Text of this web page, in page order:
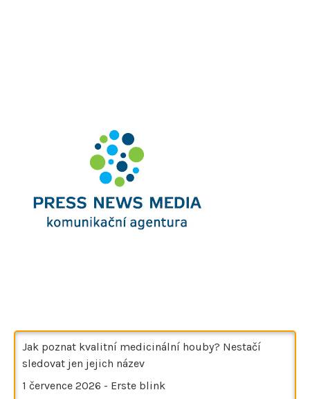
Jak poznat kvalitní medicinální houby? Nestačí
sledovat jen jejich název
1 července 2026 - Erste blink